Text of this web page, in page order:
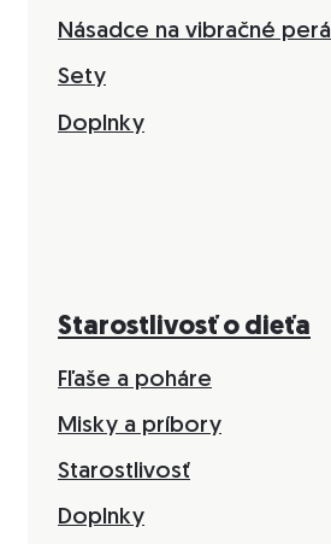
Násadce na vibračné perá
Sety
Doplnky
Starostlivosť o dieťa
Fľaše a poháre
Misky a príbory
Starostlivosť
Doplnky